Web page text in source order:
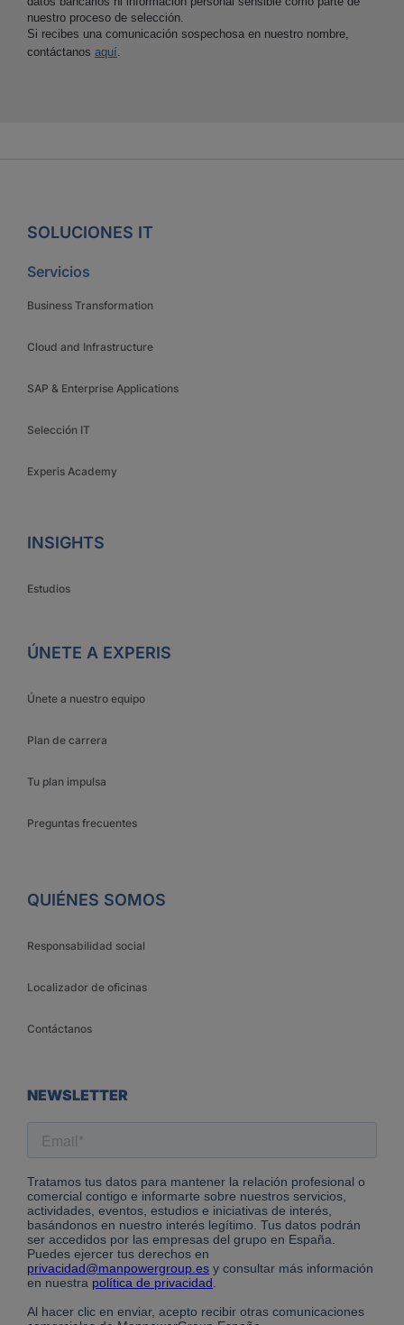
nuestro proceso de selección.
Si recibes una comunicación sospechosa en nuestro nombre,
contáctanos aquí.
SOLUCIONES IT
Servicios
Business Transformation
Cloud and Infrastructure
SAP & Enterprise Applications
Selección IT
Experis Academy
INSIGHTS
Estudios
ÚNETE A EXPERIS
Únete a nuestro equipo
Plan de carrera
Tu plan impulsa
Preguntas frecuentes
QUIÉNES SOMOS
Responsabilidad social
Localizador de oficinas
Contáctanos
NEWSLETTER